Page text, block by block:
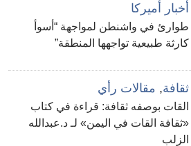
أخبار أميركا
طوارئ في واشنطن لمواجهة “أسوأ
كارثة طبيعية تواجهها المنطقة”
ثقافة, مقالات رأي
القات بوصفه ثقافة: قراءة في كتاب
«ثقافة القات في اليمن» لـ د.عبدالله
الزلب